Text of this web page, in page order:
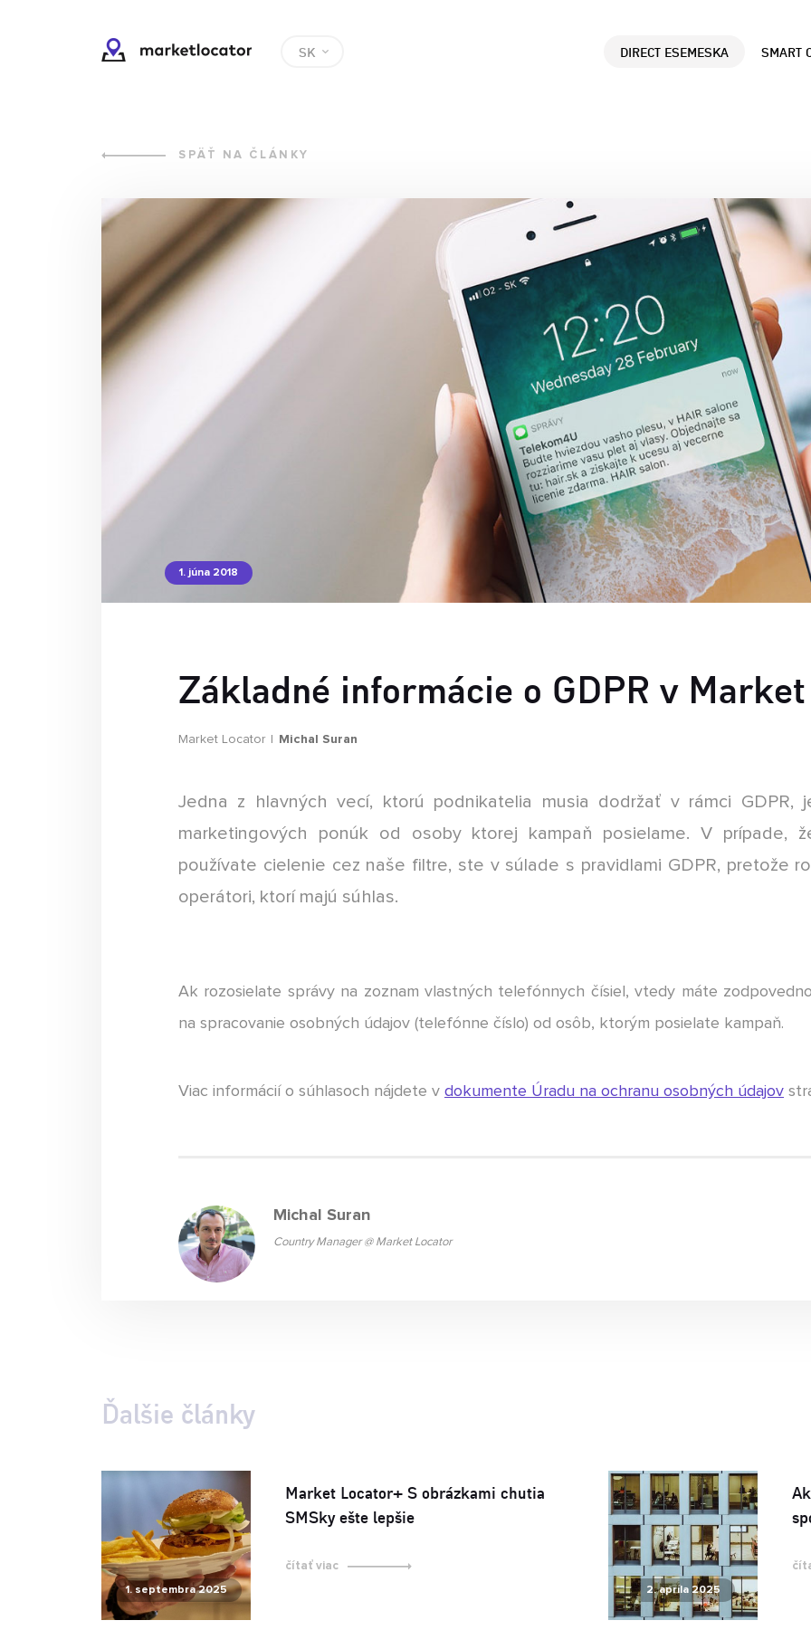
SK DIRECT ESEMESKA SMART
GOVERNMENT
Využitie dát pre
mesta a lepšiu
občanmi.
MARKET
Príklady
Locatoru v
SPÄŤ NA ČLÁNKY
1. júna 2018
Základné informácie o GDPR v
Market Locator Michal Suran
Jedna z hlavných vecí, ktorú podnikatelia musia dodržať v rámci GDPR,
marketingových ponúk od osoby ktorej kampaň posielame. V prípade,
používate cielenie cez naše filtre, ste v súlade s pravidlami GDPR, pretože
operátori, ktorí majú súhlas.
Ak rozosielate správy na zoznam vlastných telefónnych čísiel, vtedy máte
na spracovanie osobných údajov (telefónne číslo) od osôb, ktorým posielate kampaň.
Viac informácií o súhlasoch nájdete v dokumente Úradu na ochranu osobných údajov
Michal Suran
Country Manager @ Market Locator
Ďalšie články
1. septembra 2025
Market Locator+ S obrázkami chutia
SMSky ešte lepšie
čítať viac
2. apríla 2025